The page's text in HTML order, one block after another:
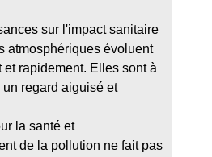
sur l'impact sanitaire
atmosphériques évoluent
et rapidement. Elles sont à
regard aiguisé et
la santé et
de la pollution ne fait pas